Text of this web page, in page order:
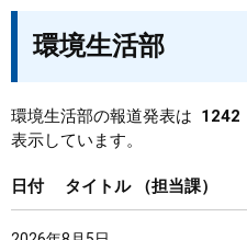
くらし・環境
教育・文化・スポーツ
しごと・産業・観光
環境生活部
環境生活部の報道発表は 1242
表示しています。
日付 タイトル 担当課